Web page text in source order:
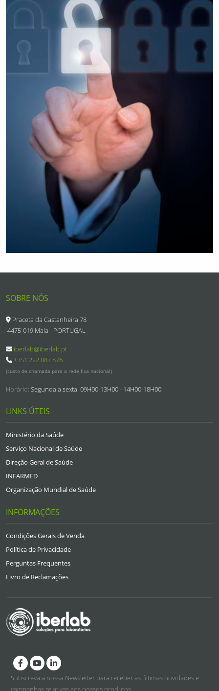
SOBRE NÓS
Praceta da Castanheira 78
4475-019 Maia - PORTUGAL
iberlab@iberlab.pt
+351 222 087 876
(custo de chamada para a rede fixa nacional)
Horário: Segunda a sexta: 09H00-13H00 - 14H00-18H00
LINKS ÚTEIS
Ministério da Saúde
Serviço Nacional de Saúde
Direção Geral de Saúde
INFARMED
Organização Mundial de Saúde
INFORMAÇÕES
Condições Gerais de Venda
Política de Privacidade
Perguntas Frequentes
Livro de Reclamações
Facebook
Youtube
Linkedin
Subscreva a nossa Newsletter para receber as últimas novidades e
campanhas relativas aos nossos produtos.